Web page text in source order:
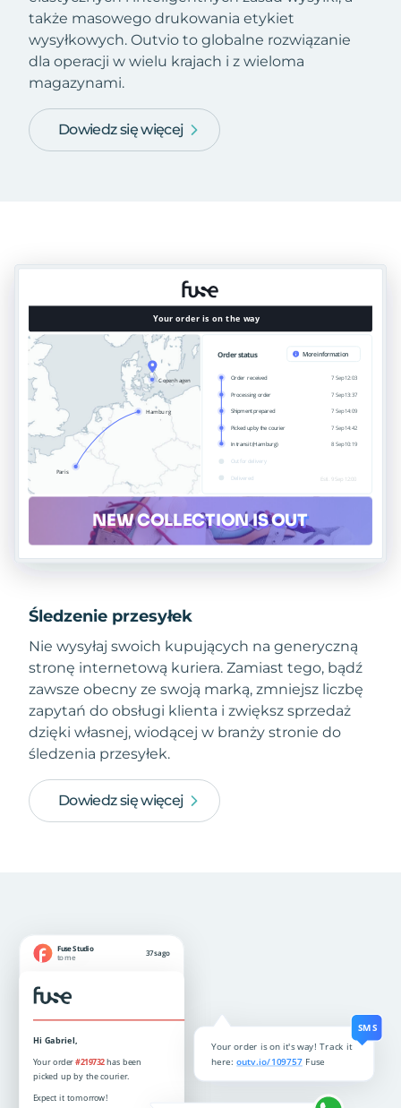
także masowego drukowania etykiet
wysyłkowych. Outvio to globalne rozwiązanie
dla operacji w wielu krajach i z wieloma
magazynami.
Dowiedz się więcej
Śledzenie przesyłek
Nie wysyłaj swoich kupujących na generyczną
stronę internetową kuriera. Zamiast tego, bądź
zawsze obecny ze swoją marką, zmniejsz liczbę
zapytań do obsługi klienta i zwiększ sprzedaż
dzięki własnej, wiodącej w branży stronie do
śledzenia przesyłek.
Dowiedz się więcej